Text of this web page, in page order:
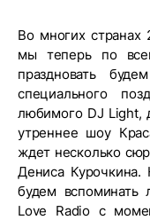
Во многих странах
мы теперь по
праздновать
специального
любимого DJ Light,
утреннее шоу
ждет несколько
Дениса
будем вспоминать
Love Radio с